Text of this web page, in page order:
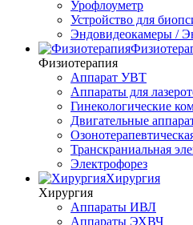
Урофлоуметр
Устройство для
Эндовидеокамеры /
Физиотерапия
Аппарат УВТ
Аппараты для
Гинекологические
Двигательные
Транскраниальная
Электрофорез
Хирургия
Хирургия
Аппараты ИВЛ
Аппараты ЭХВЧ